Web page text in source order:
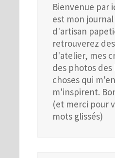
Bienvenue par
est mon
d'artisan
retrouverez
d'atelier, mes
des photos des
choses qui
m'inspirent.
(et merci pour
mots glissés)